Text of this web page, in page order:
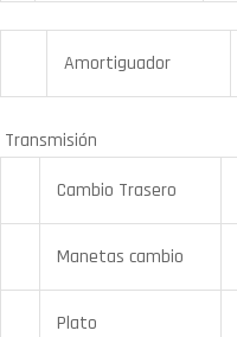
Amortiguador
Transmisión
Cambio Trasero
Manetas cambio
Plato